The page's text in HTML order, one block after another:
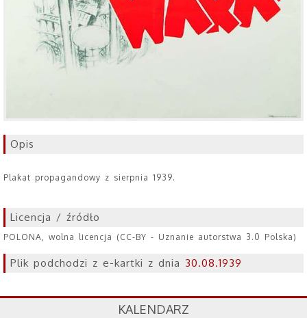
Opis
Plakat propagandowy z sierpnia 1939.
Licencja / źródło
POLONA, wolna licencja (CC-BY - Uznanie autorstwa 3.0 Polska)
Plik podchodzi z e-kartki z dnia 30.08.1939
KALENDARZ